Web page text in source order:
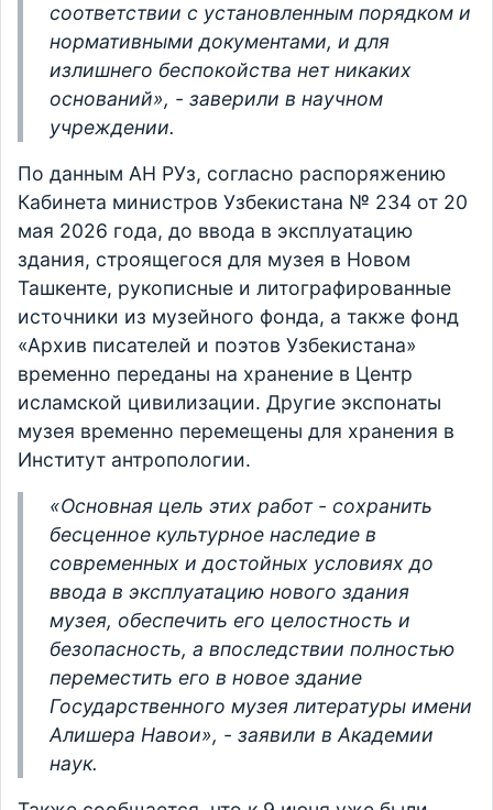
соответствии с установленным порядком и
нормативными документами, и для
излишнего беспокойства нет никаких
оснований», - заверили в научном
учреждении.
По данным АН РУз, согласно распоряжению
Кабинета министров Узбекистана № 234 от 20
мая 2026 года, до ввода в эксплуатацию
здания, строящегося для музея в Новом
Ташкенте, рукописные и литографированные
источники из музейного фонда, а также фонд
«Архив писателей и поэтов Узбекистана»
временно переданы на хранение в Центр
исламской цивилизации. Другие экспонаты
музея временно перемещены для хранения в
Институт антропологии.
«Основная цель этих работ - сохранить
бесценное культурное наследие в
современных и достойных условиях до
ввода в эксплуатацию нового здания
музея, обеспечить его целостность и
безопасность, а впоследствии полностью
переместить его в новое здание
Государственного музея литературы имени
Алишера Навои», - заявили в Академии
наук.